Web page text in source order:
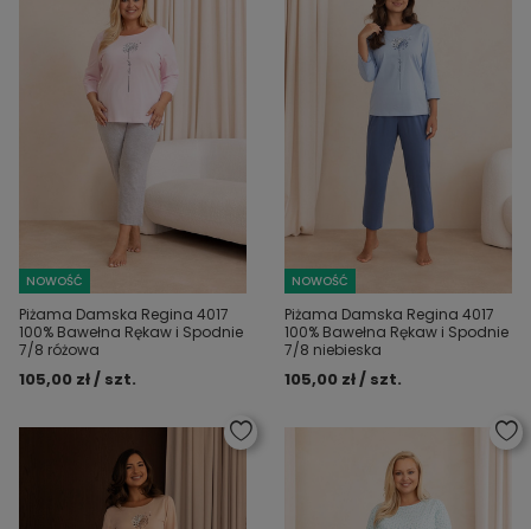
NOWOŚĆ
Piżama Damska Regina 4017
100% Bawełna Rękaw i Spodnie
7/8 różowa
105,00 zł / szt.
NOWOŚĆ
Piżama Damska Regina 4017
100% Bawełna Rękaw i Spodnie
7/8 niebieska
105,00 zł / szt.